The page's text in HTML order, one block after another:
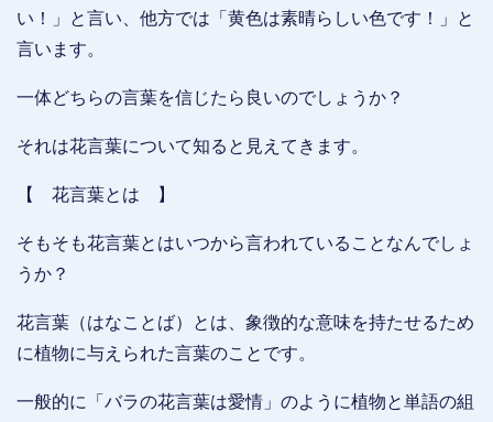
い！」と言い、他方では「黄色は素晴らしい色です！」と
言います。
一体どちらの言葉を信じたら良いのでしょうか？
それは花言葉について知ると見えてきます。
【 花言葉とは 】
そもそも花言葉とはいつから言われていることなんでしょ
うか？
花言葉（はなことば）とは、象徴的な意味を持たせるため
に植物に与えられた言葉のことです。
一般的に「バラの花言葉は愛情」のように植物と単語の組